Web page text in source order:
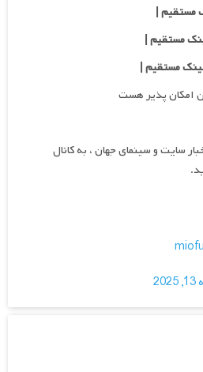
سایت و سینمای جهان ، به کانال